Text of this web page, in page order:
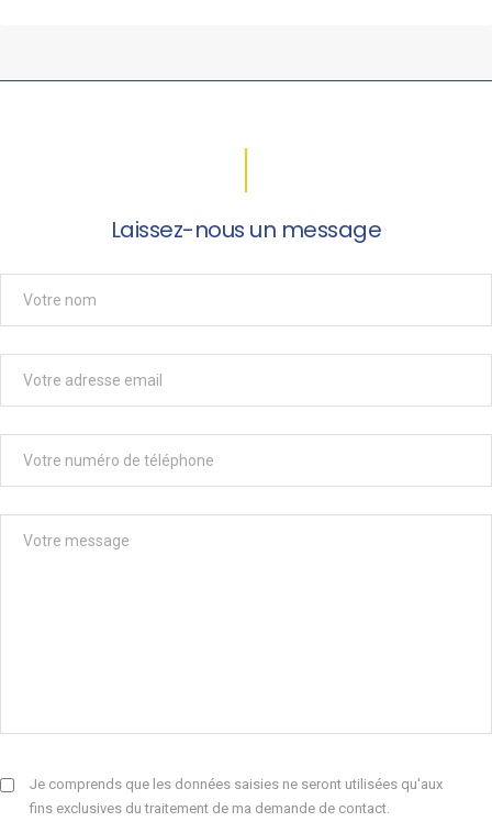
Laissez-nous un message
Je comprends que les données saisies ne seront utilisées qu'aux
fins exclusives du traitement de ma demande de contact.